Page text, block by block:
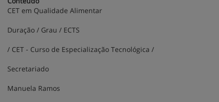
CET em Qualidade Alimentar
Duração / Grau / ECTS
/ CET - Curso de Especialização Tecnológica /
Secretariado
Manuela Ramos